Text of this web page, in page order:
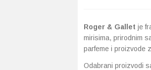
Roger & Gallet je
mirisima, prirodnim
parfeme i proizvode
Odabrani proizvodi